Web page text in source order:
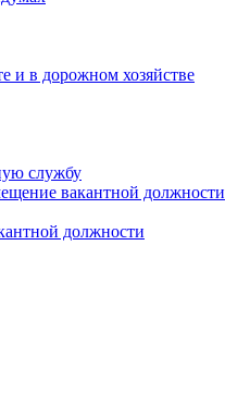
и в дорожном хозяйстве
службу
вакантной должности
должности